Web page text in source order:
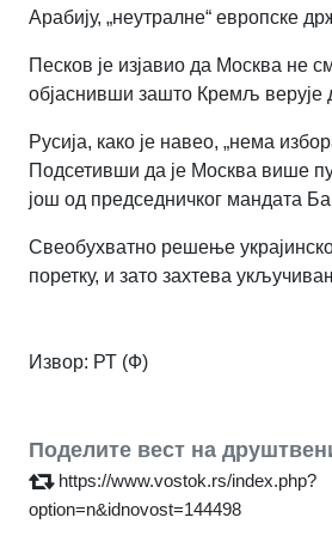
Арабију, „неутралне“ европске
Песков је изјавио да Москва не
објаснивши зашто Кремљ верује
Русија, како је навео, „нема
Подсетивши да је Москва више
још од председничког мандата
Свеобухватно решење
поретку, и зато захтева
Извор: РТ (Ф)
Поделите вест на
https://www.vostok.rs/index.php?
option=n&idnovost=144498